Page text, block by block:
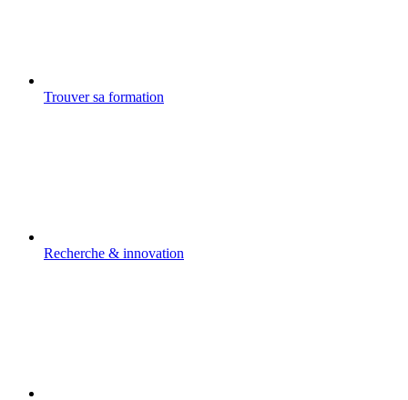
Trouver sa formation
Recherche & innovation